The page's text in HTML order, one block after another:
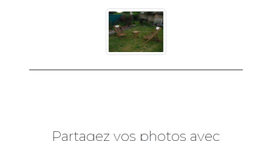
Partagez vos photos avec